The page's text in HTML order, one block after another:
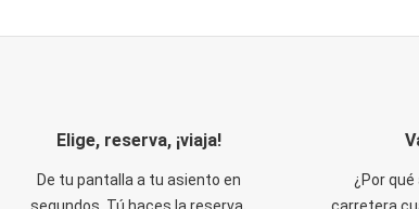
Elige, reserva, ¡viaja!
De tu pantalla a tu asiento en
¿Por